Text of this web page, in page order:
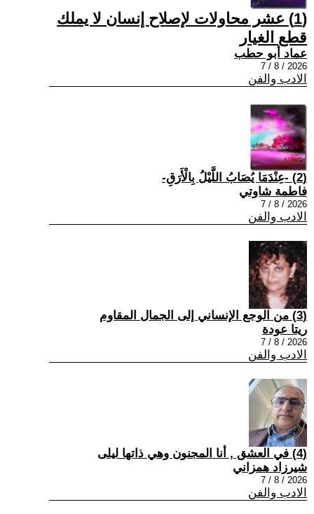
(1) عشر محاولات لإصلاح إنسان لا يملك
قطع الغيار
عماد أبو حطب
2026 / 8 / 7
الادب والفن
(2) -عِنْدَمَا يُصَابُ اللَّيْلُ بِالْأَرَقِ-
فاطمة شاوتي
2026 / 8 / 7
الادب والفن
(3) من الوجع الإنساني إلى الجمال المقاوم
ريتا عودة
2026 / 8 / 7
الادب والفن
(4) في العشق , أنا المجنون وهي ذاتها ليلى
شيرزاد همزاني
2026 / 8 / 7
الادب والفن